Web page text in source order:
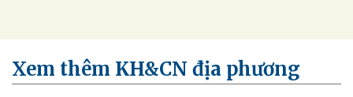
Xem thêm KH&CN địa phương